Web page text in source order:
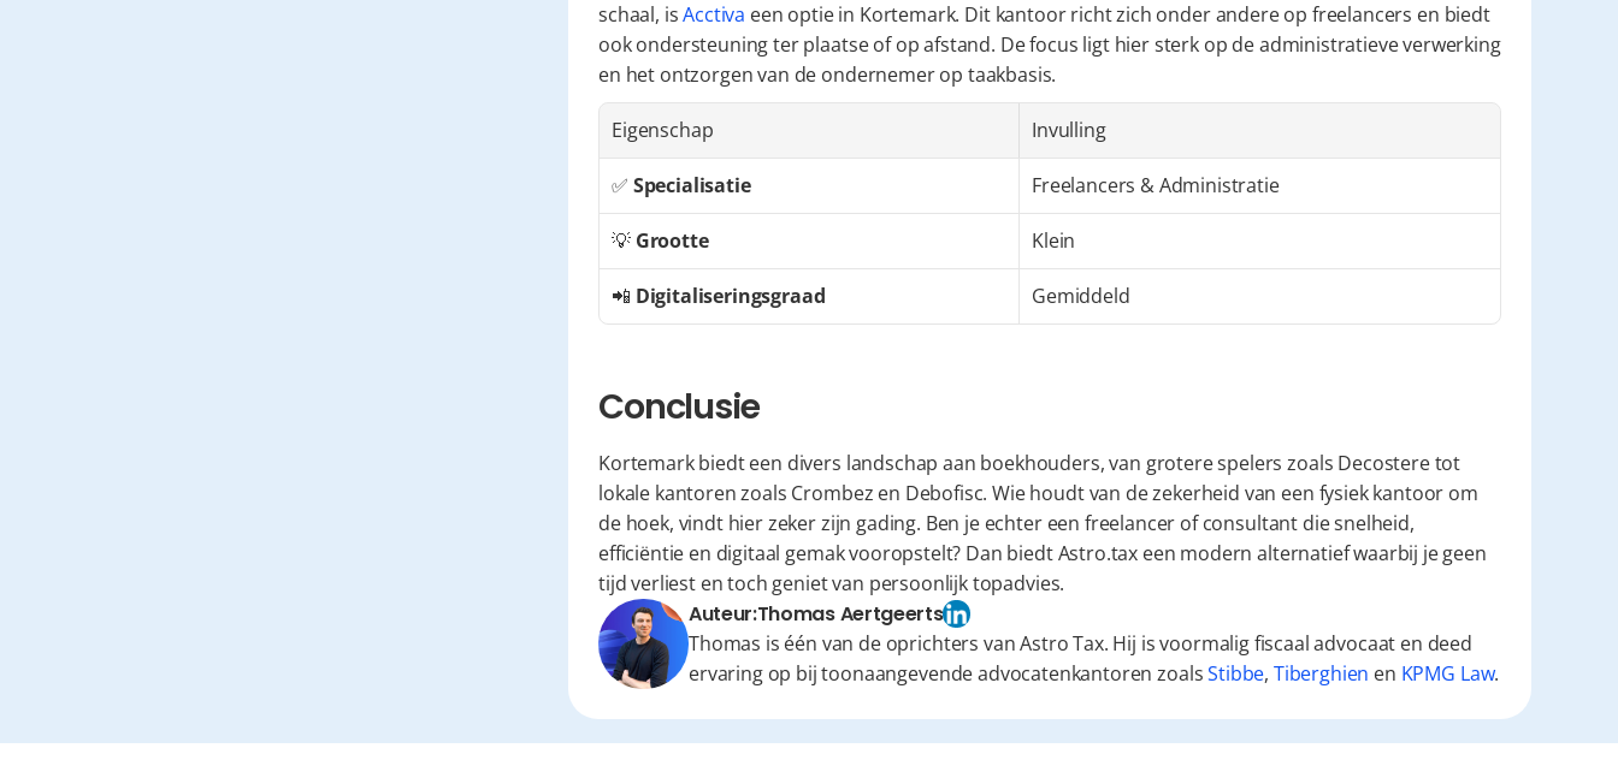
schaal, is Acctiva een optie in Kortemark. Dit kantoor richt zich onder andere op freelancers en biedt
ook ondersteuning ter plaatse of op afstand. De focus ligt hier sterk op de administratieve verwerking
en het ontzorgen van de ondernemer op taakbasis.
Eigenschap Invulling
✅ Specialisatie Freelancers & Administratie
💡 Grootte Klein
📲 Digitaliseringsgraad Gemiddeld
Conclusie
Kortemark biedt een divers landschap aan boekhouders, van grotere spelers zoals Decostere tot
lokale kantoren zoals Crombez en Debofisc. Wie houdt van de zekerheid van een fysiek kantoor om
de hoek, vindt hier zeker zijn gading. Ben je echter een freelancer of consultant die snelheid,
efficiëntie en digitaal gemak vooropstelt? Dan biedt Astro.tax een modern alternatief waarbij je geen
tijd verliest en toch geniet van persoonlijk topadvies.
Auteur:Thomas Aertgeerts
Thomas is één van de oprichters van Astro Tax. Hij is voormalig fiscaal advocaat en deed
ervaring op bij toonaangevende advocatenkantoren zoalsStibbe, Tiberghien en KPMG Law.